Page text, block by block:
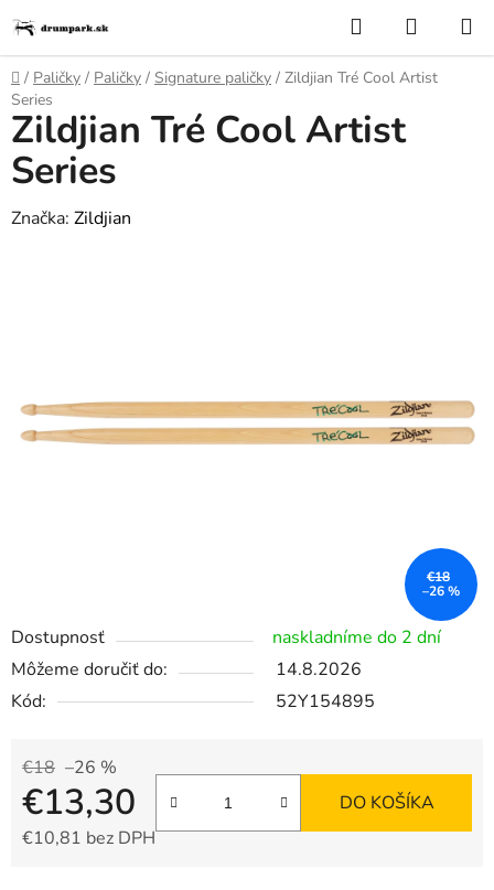
na
obsah
Hľadať
KOŠÍK
Domov
/ Paličky / Paličky / Signature paličky / Zildjian Tré Cool Artist
Series
Dostupnosť
naskladníme do 2 dní
Môžeme doručiť do:
14.8.2026
Kód:
52Y154895
€18 –26 %
€13,30
€10,81 bez DPH
DO KOŠÍKA
Zildjian Tré Cool Artist
Series
Značka: Zildjian
€18
–26 %